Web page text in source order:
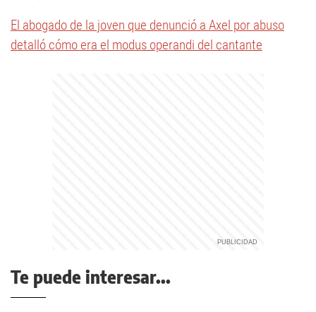
El abogado de la joven que denunció a Axel por abuso
detalló cómo era el modus operandi del cantante
Te puede interesar...